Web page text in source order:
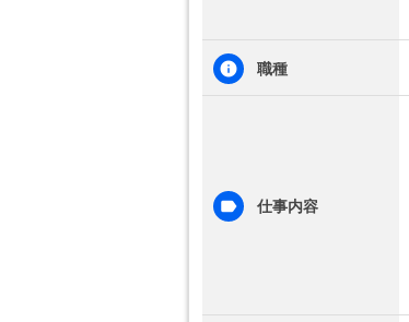
職種
仕事内容